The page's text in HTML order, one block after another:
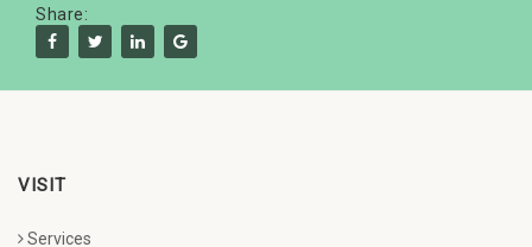
Share:
VISIT
Services